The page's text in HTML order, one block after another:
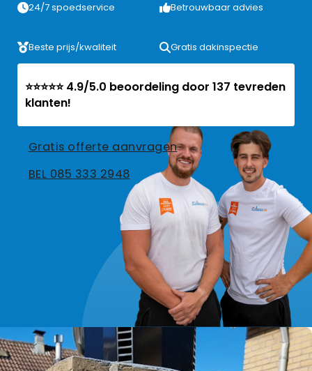
24/7 spoedservice Betrouwbaar advies
Beste prijs/kwaliteit Gratis dakinspectie
⭐⭐⭐⭐⭐ 4.9/5.0 beoordeling door 137 tevreden
klanten!
Gratis offerte aanvragen
BEL 085 333 2948